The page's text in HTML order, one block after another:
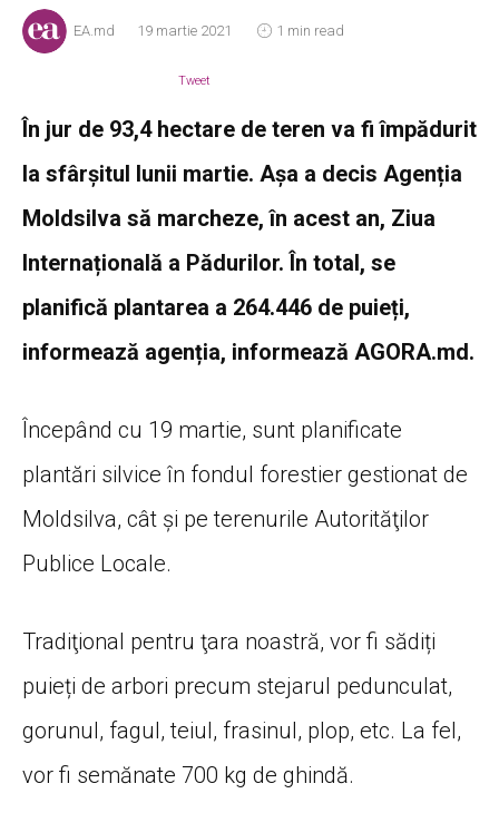
EA.md 19 martie 2021 1 min read
Tweet
În jur de 93,4 hectare de teren va fi împădurit
la sfârșitul lunii martie. Așa a decis Agenția
Moldsilva să marcheze, în acest an, Ziua
Internațională a Pădurilor. În total, se
planifică plantarea a 264.446 de puieți,
informează agenția, informează AGORA.md.
Începând cu 19 martie, sunt planificate
plantări silvice în fondul forestier gestionat de
Moldsilva, cât și pe terenurile Autorităţilor
Publice Locale.
Tradiţional pentru ţara noastră, vor fi sădiți
puieți de arbori precum stejarul pedunculat,
gorunul, fagul, teiul, frasinul, plop, etc. La fel,
vor fi semănate 700 kg de ghindă.